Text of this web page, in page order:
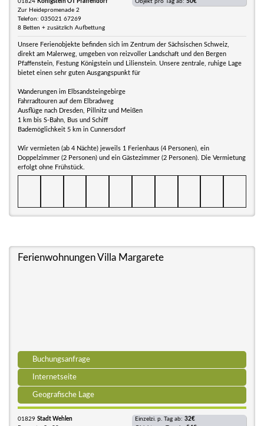
01824 Königstein OT Pfaffendorf
Zur Heidepromenade 2
Telefon: 035021 67269
8 Betten + zusätzlich Aufbettung
Objekt pro Tag ab: 50€
Unsere Ferienobjekte befinden sich im Zentrum der Sächsischen Schweiz,
direkt am Malerweg, umgeben von reizvoller Landschaft und den Bergen
Pfaffenstein, Festung Königstein und Lilienstein. Unsere zentrale, ruhige Lage
bietet einen sehr guten Ausgangspunkt für
Wanderungen im Elbsandsteingebirge
Fahrradtouren auf dem Elbradweg
Ausflüge nach Dresden, Pillnitz und Meißen
1 km bis S-Bahn, Bus und Schiff
Bademöglichkeit 5 km in Cunnersdorf
Wir vermieten (ab 4 Nächte) jeweils 1 Ferienhaus (4 Personen), ein
Doppelzimmer (2 Personen) und ein Gästezimmer (2 Personen). Die Vermietung
erfolgt ohne Frühstück.
Ferienwohnungen Villa Margarete
Buchungsanfrage
Internetseite
Geografische Lage
01829 Stadt Wehlen
Einzelzi. p. Tag ab: 32€